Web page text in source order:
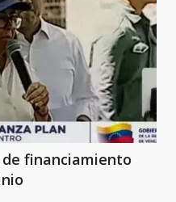
de financiamiento